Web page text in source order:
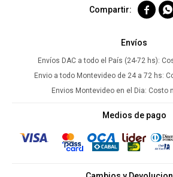
 
Envíos
Envíos DAC a todo el País (24-72 hs):
Envio a todo Montevideo de 24 a 72 hs:
Envios Montevideo en el Dia: Costo
Medios de pago